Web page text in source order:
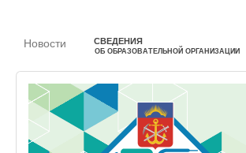
Новости СВЕДЕНИЯ
ОБ ОБРАЗОВАТЕЛЬНОЙ ОРГАНИЗАЦИИ